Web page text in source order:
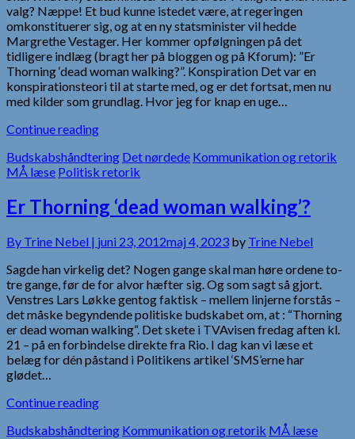
valg? Næppe! Et bud kunne istedet være, at regeringen
omkonstituerer sig, og at en ny statsminister vil hedde
Margrethe Vestager. Her kommer opfølgningen på det
tidligere indlæg (bragt her på bloggen og på Kforum): ”Er
Thorning ‘dead woman walking?”. Konspiration Det var en
konspirationsteori til at starte med, og er det fortsat, men nu
med kilder som grundlag. Hvor jeg for knap en uge…
Continue reading
Budskabshåndtering Det nørdede Kommunikation og retorik
MÅ læse Politisk retorik
Er Thorning ‘dead woman walking’?
By Trine Nebel | juni 23, 2012maj 4, 2023 by Trine Nebel
Sagde han virkelig det? Nogen gange skal man høre ordene to-
tre gange, før de for alvor hæfter sig. Og som sagt så gjort.
Venstres Lars Løkke gentog faktisk – mellem linjerne forstås –
det måske begyndende politiske budskabet om, at : “Thorning
er dead woman walking“. Det skete i TVAvisen fredag aften kl.
21 – på en forbindelse direkte fra Rio. I dag kan vi læse et
belæg for dén påstand i Politikens artikel ‘SMS’erne har
glødet…
Continue reading
Budskabshåndtering Kommunikation og retorik MÅ læse